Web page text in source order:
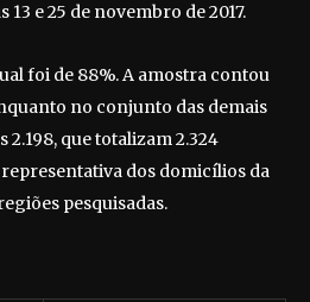
e 25 de novembro de 2017.
foi de 88%. A amostra contou
no conjunto das demais
que totalizam 2.324
dos domicílios da
pesquisadas.